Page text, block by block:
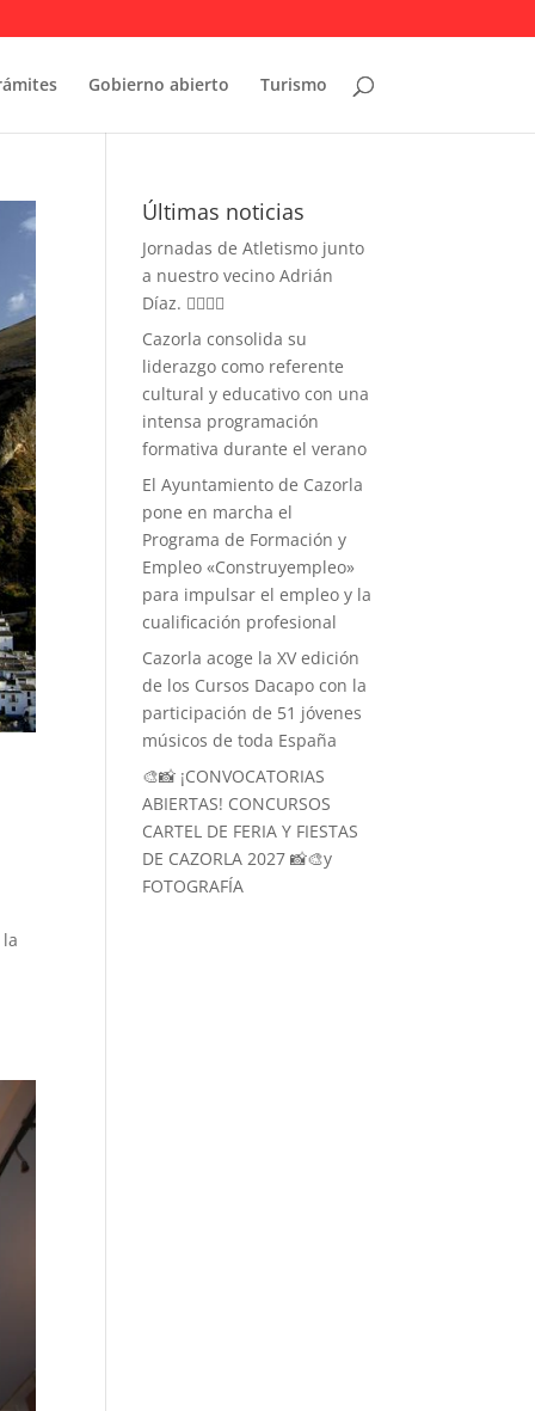
Gobierno abierto Turismo
Últimas noticias
Jornadas de Atletismo junto
a nuestro vecino Adrián
Díaz. 🏃‍♀️🏃‍♂️
Cazorla consolida su
liderazgo como referente
cultural y educativo con una
intensa programación
formativa durante el verano
El Ayuntamiento de Cazorla
pone en marcha el
Programa de Formación y
Empleo «Construyempleo»
para impulsar el empleo y la
cualificación profesional
Cazorla acoge la XV edición
de los Cursos Dacapo con la
participación de 51 jóvenes
músicos de toda España
🎨📸 ¡CONVOCATORIAS
ABIERTAS! CONCURSOS
CARTEL DE FERIA Y FIESTAS
DE CAZORLA 2027 📸🎨y
FOTOGRAFÍA